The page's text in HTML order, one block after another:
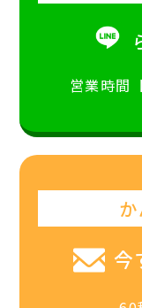
営業時間
今